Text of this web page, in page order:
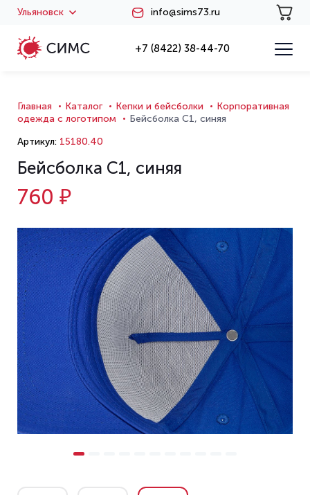
Ульяновск info@sims73.ru
+7 (8422) 38-44-70
Главная Каталог Кепки и бейсболки
Корпоративная
одежда с логотипом
Бейсболка C1, синяя
Артикул: 15180.40
Бейсболка C1, синяя
760 ₽